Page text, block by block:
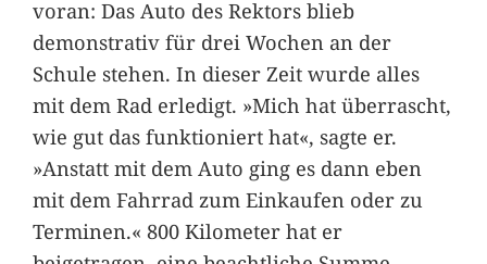
voran: Das Auto des Rektors blieb
demonstrativ für drei Wochen an der
Schule stehen. In dieser Zeit wurde alles
mit dem Rad erledigt. »Mich hat überrascht,
wie gut das funktioniert hat«, sagte er.
»Anstatt mit dem Auto ging es dann eben
mit dem Fahrrad zum Einkaufen oder zu
Terminen.« 800 Kilometer hat er